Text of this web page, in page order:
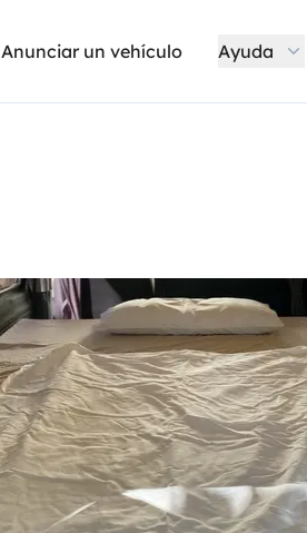
Anunciar un vehículo Ayuda